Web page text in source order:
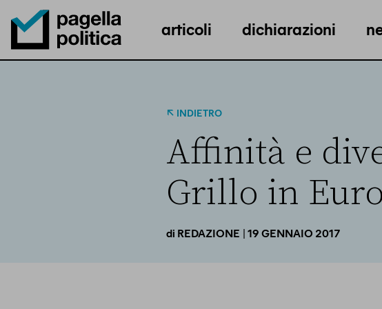
Pagella Politica Logo
articoli dichiarazioni
INDIETRO
Affinità e
Grillo in
di REDAZIONE | 19 GENNAIO 2017